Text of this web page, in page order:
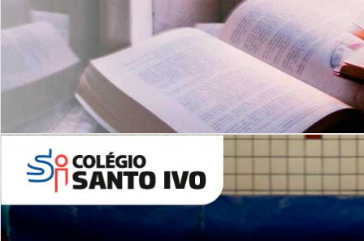
Leituras Literárias
6º AO 9º ANO FUNDAMENTAL
Inglês: Turmas Reduzidas
(Proficiência)
ALUNOS NOVOS
Entre em Contato